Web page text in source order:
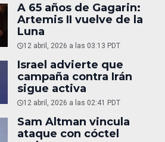
A 65 años de Gagarin:
Artemis II vuelve de la
Luna
12 abril, 2026 a las 03:13 PDT
Israel advierte que
campaña contra Irán
sigue activa
12 abril, 2026 a las 02:41 PDT
Sam Altman vincula
ataque con cóctel